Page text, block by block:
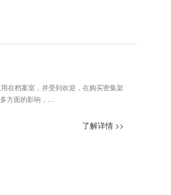
在档案室，并受到欢迎，在购买密集架
方面的影响，…
了解详情 >>